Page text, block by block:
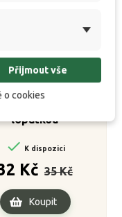
lopatkou
 K dispozici
Kč
cena
35 Kč
Koupit
Přijmout vše
o cookies